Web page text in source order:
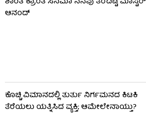
ಆನಂದ್
ಕೊಚ್ಚಿ ವಿಮಾನದಲ್ಲಿ ತುರ್ತು ನಿರ್ಗಮನದ ಕಿಟಕಿ
ತೆರೆಯಲು ಯತ್ನಿಸಿದ ವ್ಯಕ್ತಿ; ಆಮೇಲೇನಾಯ್ತು?